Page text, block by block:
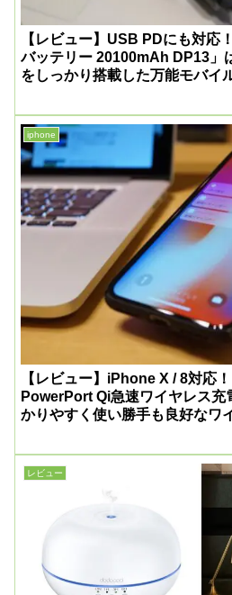
【レビュー】USB PDにも対
バッテリー 20100mAh DP13」
をしっかり搭載した万能モバイ
iphone
【レビュー】iPhone X / 8対応
PowerPort Qi急速ワイヤレス充
かりやすく使い勝手も良好なワ
レビュー